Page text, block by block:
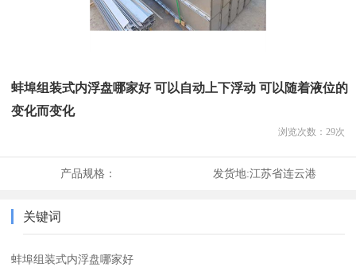
蚌埠组装式内浮盘哪家好 可以自动上下浮动 可以随着液位的
变化而变化
浏览次数： 29次
产品规格： 发货地:江苏省连云港
关键词
蚌埠组装式内浮盘哪家好